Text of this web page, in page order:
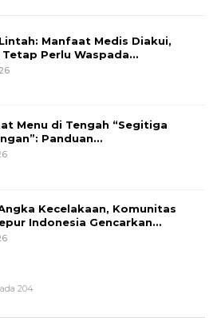
Manfaat Medis Diakui,
Tetap Perlu Waspada…
Menu di Tengah “Segitiga
Panduan…
Kecelakaan, Komunitas
Indonesia Gencarkan…
204